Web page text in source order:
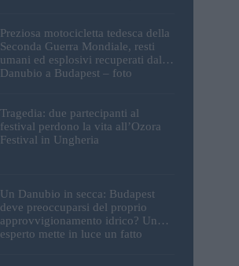
Preziosa motocicletta tedesca della
Seconda Guerra Mondiale, resti
umani ed esplosivi recuperati dal
Danubio a Budapest – foto
Tragedia: due partecipanti al
festival perdono la vita all’Ozora
Festival in Ungheria
Un Danubio in secca: Budapest
deve preoccuparsi del proprio
approvvigionamento idrico? Un
esperto mette in luce un fatto